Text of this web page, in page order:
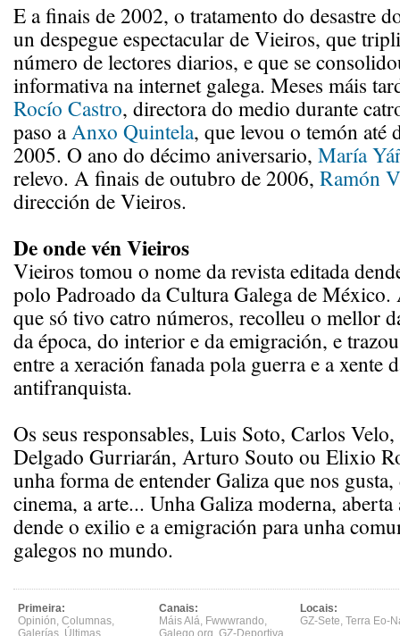
E a finais de 2002, o tratamento do desastre
un despegue espectacular de Vieiros, que
número de lectores diarios, e que se
informativa na internet galega. Meses máis
Rocío Castro, directora do medio durante
paso aAnxo Quintela, que levou o temón até
2005. O ano do décimo aniversario, María
relevo. A finais de outubro de 2006, Ramón
dirección de Vieiros.
De onde vén Vieiros
Vieiros tomou o nome da revista editada
polo Padroado da Cultura Galega de
que só tivo catro números, recolleu o mellor
da época, do interior e da emigración, e
entre a xeración fanada pola guerra e a xente
antifranquista.
Os seus responsables, Luis Soto, Carlos
Delgado Gurriarán, Arturo Souto ou Elixio
unha forma de entender Galiza que nos
cinema, a arte... Unha Galiza moderna,
dende o exilio e a emigración para unha
galegos no mundo.
Primeira:
Opinión, Columnas,
Galerías Últimas
Canais:
Máis Alá, Fwwwrando,
Galego.org GZ-Deportiva
Locais:
GZ-Sete, Terra Eo-